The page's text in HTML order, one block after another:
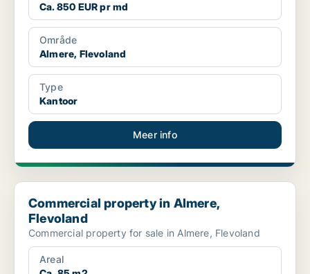
Ca. 850 EUR pr md
Område
Almere, Flevoland
Type
Kantoor
Meer info
Commercial property in Almere, Flevoland
Commercial property in Almere,
Flevoland
Commercial property for sale in Almere, Flevoland
Areal